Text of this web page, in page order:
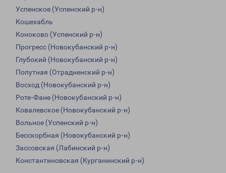
Успенское (Успенский р-н)
Кошехабль
Коноково (Успенский р-н)
Прогресс (Новокубанский р-н)
Глубокий (Новокубанский р-н)
Попутная (Отрадненский р-н)
Восход (Новокубанский р-н)
Роте-Фане (Новокубанский р-н)
Ковалевское (Новокубанский р-н)
Вольное (Успенский р-н)
Бесскорбная (Новокубанский р-н)
Зассовская (Лабинский р-н)
Константиновская (Курганинский р-н)